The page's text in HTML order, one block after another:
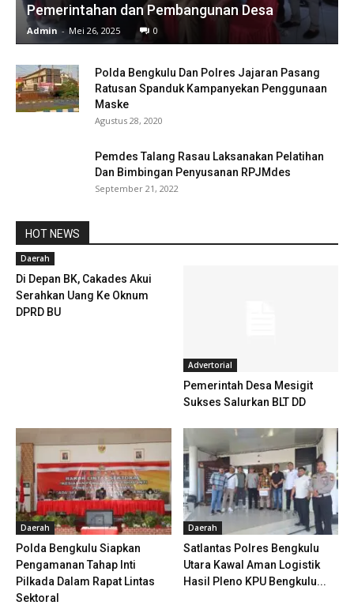
Pemerintahan dan Pembangunan Desa
Admin - Mei 26, 2025 0
Polda Bengkulu Dan Polres Jajaran Pasang
Ratusan Spanduk Kampanyekan Penggunaan
Maske
Agustus 28, 2020
Pemdes Talang Rasau Laksanakan Pelatihan
Dan Bimbingan Penyusanan RPJMdes
September 21, 2022
HOT NEWS
Daerah
Di Depan BK, Cakades Akui
Serahkan Uang Ke Oknum
DPRD BU
Advertorial
Pemerintah Desa Mesigit
Sukses Salurkan BLT DD
Daerah
Polda Bengkulu Siapkan
Pengamanan Tahap Inti
Pilkada Dalam Rapat Lintas
Sektoral
Daerah
Satlantas Polres Bengkulu
Utara Kawal Aman Logistik
Hasil Pleno KPU Bengkulu...